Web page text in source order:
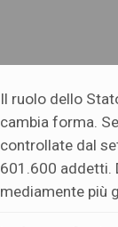
Il ruolo dello
cambia forma.
controllate dal
601.600 addetti.
mediamente più